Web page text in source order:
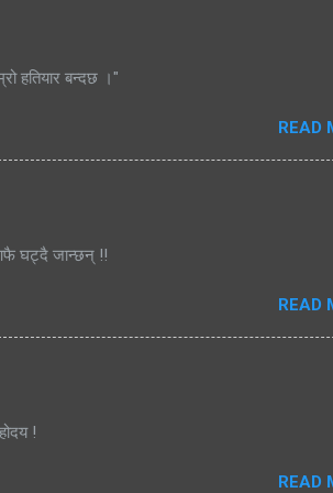
हतियार बन्दछ ।"
READ
आफै घट्दै जान्छन् !!
READ
!
READ